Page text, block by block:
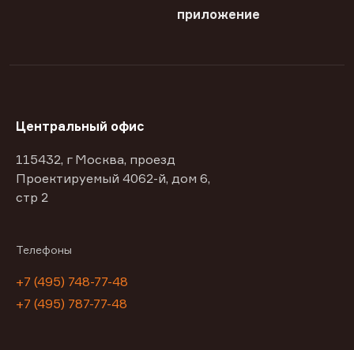
приложение
Центральный офис
115432, г Москва, проезд
Проектируемый 4062-й, дом 6,
стр 2
Телефоны
+7 (495) 748-77-48
+7 (495) 787-77-48